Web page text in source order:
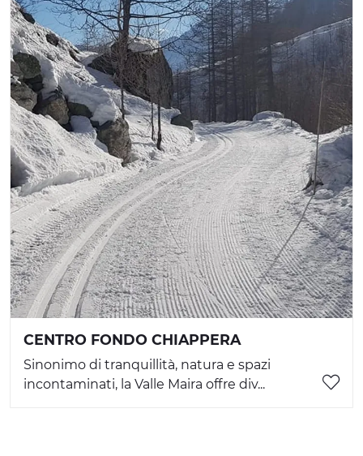
CENTRO FONDO CHIAPPERA
Sinonimo di tranquillità, natura e spazi
incontaminati, la Valle Maira offre div...